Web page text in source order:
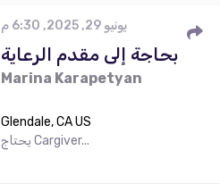
يونيو 29, 2025, 6:30 م
بحاجة إلى مقدم الرعاية
Marina Karapetyan
Glendale, CA US
يحتاج Cargiver...